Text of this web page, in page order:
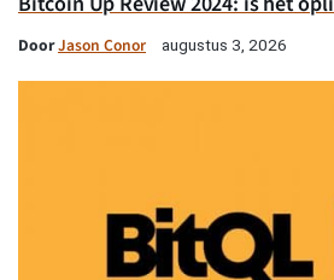
DoorJason Conor augustus 3, 2026